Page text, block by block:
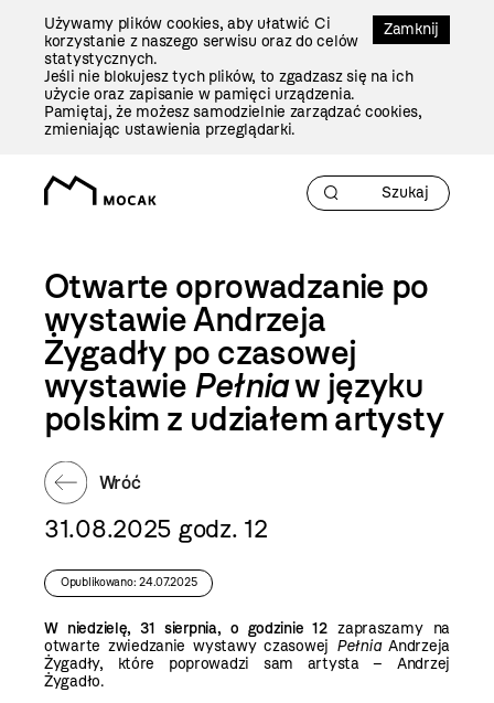
Zamknij
Używamy plików cookies, aby ułatwić Ci
korzystanie z naszego serwisu oraz do celów
statystycznych.
Jeśli nie blokujesz tych plików, to zgadzasz się na ich
użycie oraz zapisanie w pamięci urządzenia.
Pamiętaj, że możesz samodzielnie zarządzać cookies,
zmieniając ustawienia przeglądarki.
Otwarte oprowadzanie po
wystawie Andrzeja
Żygadły po czasowej
wystawie Pełniaw języku
polskim z udziałem artysty
Wróć
31.08.2025 godz. 12
Opublikowano: 24.07.2025
W niedzielę, 31 sierpnia, o godzinie 12zapraszamy na
otwarte zwiedzanie wystawy czasowej PełniaAndrzeja
Żygadły, które poprowadzi sam artysta – Andrzej
Żygadło.